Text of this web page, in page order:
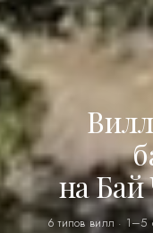
на
6 типов вилл ·